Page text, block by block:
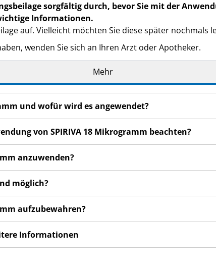
sorgfältig durch, bevor Sie mit der
Informationen.
auf. Vielleicht möchten Sie diese später nochmals
wenden Sie sich an Ihren Arzt oder Apotheker.
auch wenn diese die gleichen Beschwerden haben wie
bemerken, wenden Sie sich an Ihren Arzt oder
dieser Packungsbeilage angegeben sind. Siehe
Mehr
und wofür wird es angewendet?
von SPIRIVA 18 Mikrogramm beachten?
anzuwenden?
möglich?
aufzubewahren?
Informationen